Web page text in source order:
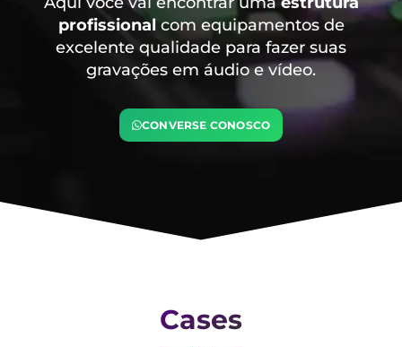
profissional com equipamentos de
excelente qualidade para fazer suas
gravações em áudio e vídeo.
CONVERSE CONOSCO
Cases